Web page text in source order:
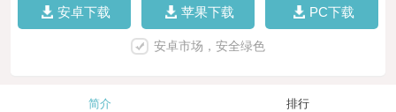
安卓下载 苹果下载 PC下载
安卓市场，安全绿色
简介 排行